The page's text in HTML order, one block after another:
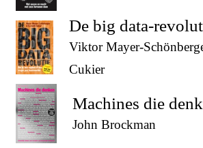
De big data-
Viktor Mayer-
Cukier
Machines die
John Brockman